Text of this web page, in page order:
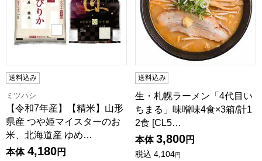
送料込み
ミツハシ
【令和7年産】【精米】山形
県産 つや姫マイスターのお
米、北海道産 ゆめ…
本体 4,180円
送料込み
生・札幌ラーメン「4代目い
ちまる」味噌味4食×3箱/計1
2食 [CL5…
本体 3,800円
税込 4,104円